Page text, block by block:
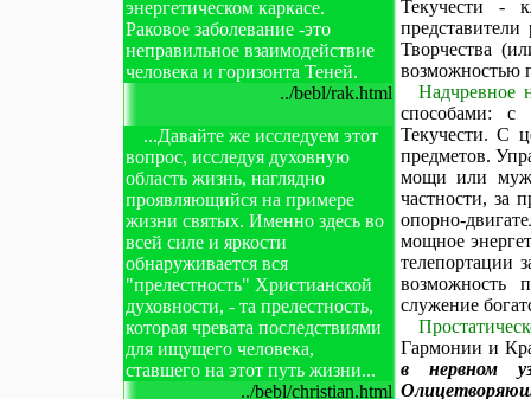
энергетическом каркасе.
Раковое заболевание -это
неправильное взаимодействие
человека и горизонта Теней.
../bebl/rak.html
...Давайте же исследуем этот
вопрос, исследуя духовную
область жизнь, наглядно
проявляющийся на примере
жизни святых. Именно здесь во
всей силе и яркости
обнаруживается вся
"прелестность" Христианской
духовности, - та прелестность,
которая чревата последствиями
для ищущего человека,
ставшего на этот путь жизни...
../bebl/christian.html
Текучести -
Творчества
возможностью
Надчревное
способами:
Текучести. С
предметов.
мощи или
частности, за
опорно-
мощное
телепортации
возможность
служение
Гармонии и
в нервном